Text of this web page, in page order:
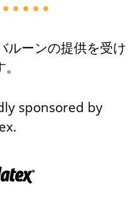
ルーンの提供を受け
sponsored by